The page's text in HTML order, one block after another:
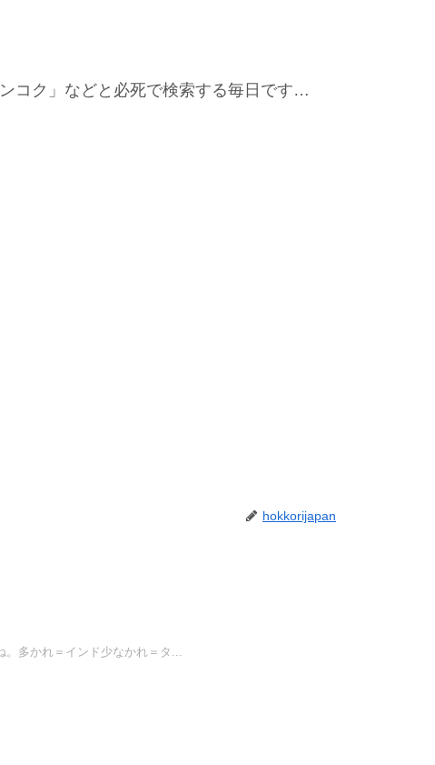
コク」などと必死で検索する毎日です…
hokkorijapan
多かれ＝インド少なかれ＝タ...